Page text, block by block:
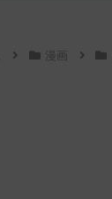
漫画